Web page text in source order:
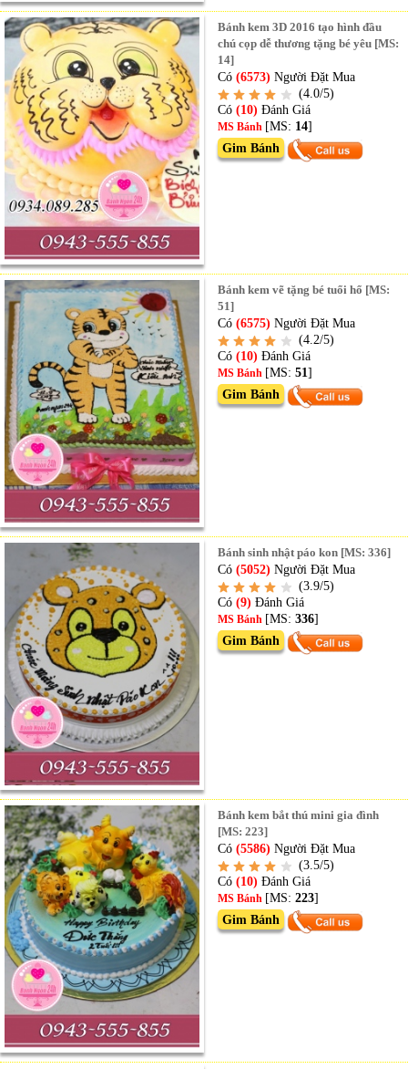
Bánh kem 3D 2016 tạo hình đầu
chú cọp dễ thương tặng bé yêu [MS:
14]
Có(6573) Người Đặt Mua
(4.0/5)
Có (10)Đánh Giá
MS Bánh [MS: 14]
Gim Bánh
Bánh kem vẽ tặng bé tuổi hổ [MS:
51]
Có(6575) Người Đặt Mua
(4.2/5)
Có (10)Đánh Giá
MS Bánh [MS:51]
Gim Bánh
Bánh sinh nhật páo kon [MS: 336]
Có(5052) Người Đặt Mua
(3.9/5)
Có (9)Đánh Giá
MS Bánh [MS:336]
Gim Bánh
Bánh kem bắt thú mini gia đình
[MS: 223]
Có(5586) Người Đặt Mua
(3.5/5)
Có (10)Đánh Giá
MS Bánh [MS:223]
Gim Bánh